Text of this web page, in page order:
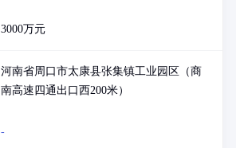
3000万元
河南省周口市太康县张集镇工业园区（商
南高速四通出口西200米）
-